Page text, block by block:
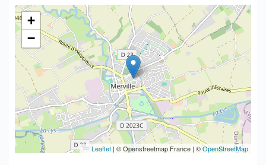
+
−
Leaflet |© Openstreetmap France | ©OpenStreetMap